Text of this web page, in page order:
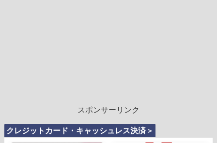
スポンサーリンク
クレジットカード・キャッシュレス決済＞